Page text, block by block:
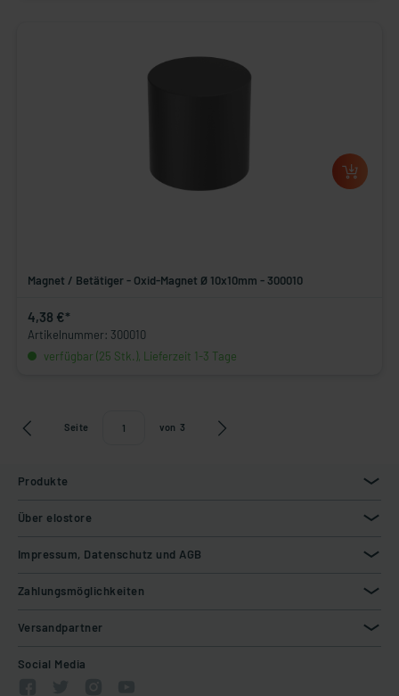
Magnet / Betätiger - Oxid-Magnet Ø 10x10mm - 300010
4,38 €*
Artikelnummer: 300010
verfügbar (25 Stk.), Lieferzeit 1-3 Tage
Seite von 3
Produkte
Über elostore
Impressum, Datenschutz und AGB
Zahlungsmöglichkeiten
Versandpartner
Social Media